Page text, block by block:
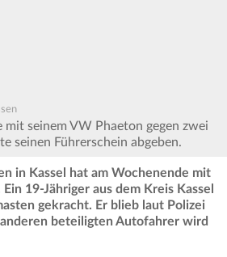
mit seinem VW Phaeton gegen zwei
seinen Führerschein abgeben.
in Kassel hat am Wochenende mit
19-Jähriger aus dem Kreis Kassel
gekracht. Er blieb laut Polizei
beteiligten Autofahrer wird